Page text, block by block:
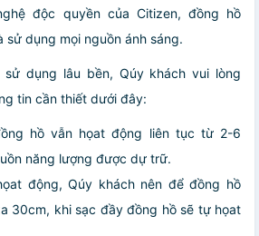
độc quyền của Citizen, đồng hồ
sử dụng mọi nguồn ánh sáng.
dụng lâu bền, Qúy khách vui lòng
tin cần thiết dưới đây:
hồ vẫn họat động liên tục từ 2-6
năng lượng được dự trữ.
động, Qúy khách nên để đồng hồ
30cm, khi sạc đầy đồng hồ sẽ tự họat